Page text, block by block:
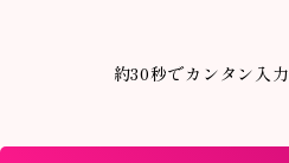
約30秒でカンタン入力